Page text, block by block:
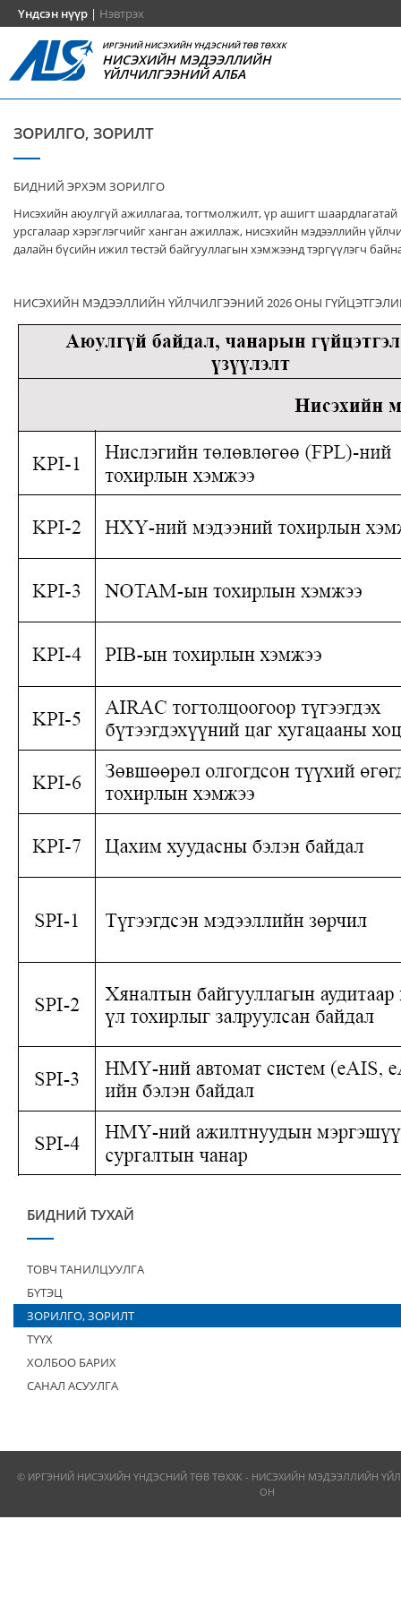
Үндсэн нүүр | Нэвтрэх
ИРГЭНИЙ НИСЭХИЙН ҮНДЭСНИЙ ТӨВ ТӨХХК
НИСЭХИЙН МЭДЭЭЛЛИЙН
ҮЙЛЧИЛГЭЭНИЙ АЛБА
ЗОРИЛГО, ЗОРИЛТ
БИДНИЙ ЭРХЭМ ЗОРИЛГО
Нисэхийн аюулгүй ажиллагаа, тогтмолжилт, үр ашигт шаардлагатай
урсгалаар хэрэглэгчийг ханган ажиллаж, нисэхийн мэдээллийн
далайн бүсийн ижил төстэй байгууллагын хэмжээнд тэргүүлэгч
НИСЭХИЙН МЭДЭЭЛЛИЙН ҮЙЛЧИЛГЭЭНИЙ 2026 ОНЫ
БИДНИЙ ТУХАЙ
ТОВЧ ТАНИЛЦУУЛГА
БҮТЭЦ
ЗОРИЛГО, ЗОРИЛТ
ТҮҮХ
ХОЛБОО БАРИХ
САНАЛ АСУУЛГА
© ИРГЭНИЙ НИСЭХИЙН ҮНДЭСНИЙ ТӨВ ТӨХХК - НИСЭХИЙН МЭДЭЭЛЛИЙН
ОН